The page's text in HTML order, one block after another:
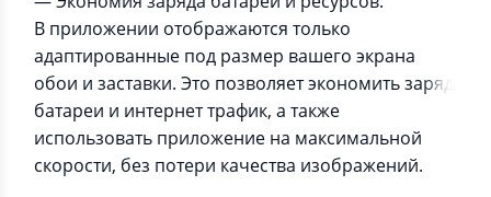
В приложении отображаются только
адаптированные под размер вашего экрана
обои и заставки. Это позволяет экономить заряд
батареи и интернет трафик, а также
использовать приложение на максимальной
скорости, без потери качества изображений.